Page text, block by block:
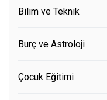
Bilim ve Teknik
Burç ve Astroloji
Çocuk Eğitimi